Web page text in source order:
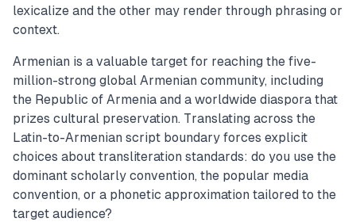
lexicalize and the other may render through phrasing or
context.
Armenian is a valuable target for reaching the five-
million-strong global Armenian community, including
the Republic of Armenia and a worldwide diaspora that
prizes cultural preservation. Translating across the
Latin-to-Armenian script boundary forces explicit
choices about transliteration standards: do you use the
dominant scholarly convention, the popular media
convention, or a phonetic approximation tailored to the
target audience?